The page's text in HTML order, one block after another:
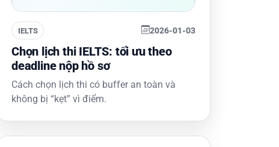
IELTS 2026-01-03
Chọn lịch thi IELTS: tối ưu theo
deadline nộp hồ sơ
Cách chọn lịch thi có buffer an toàn và
không bị “kẹt” vì điểm.